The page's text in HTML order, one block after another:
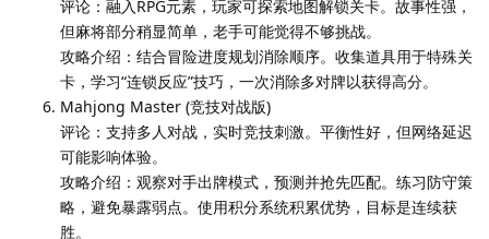
评论：融入RPG元素，玩家可探索地图解锁关卡。故事性强，
但麻将部分稍显简单，老手可能觉得不够挑战。
攻略介绍：结合冒险进度规划消除顺序。收集道具用于特殊关
卡，学习“连锁反应”技巧，一次消除多对牌以获得高分。
Mahjong Master (竞技对战版)
评论：支持多人对战，实时竞技刺激。平衡性好，但网络延迟
可能影响体验。
攻略介绍：观察对手出牌模式，预测并抢先匹配。练习防守策
略，避免暴露弱点。使用积分系统积累优势，目标是连续获
胜。